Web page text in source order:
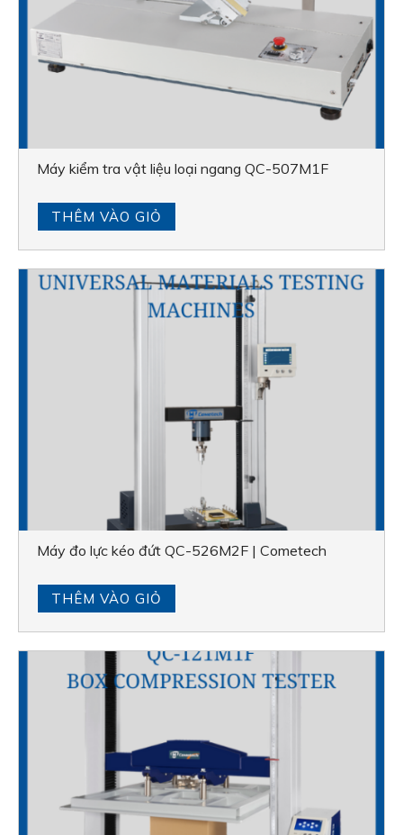
Máy kiểm tra vật liệu loại ngang QC-507M1F
THÊM VÀO GIỎ
Máy đo lực kéo đứt QC-526M2F | Cometech
THÊM VÀO GIỎ